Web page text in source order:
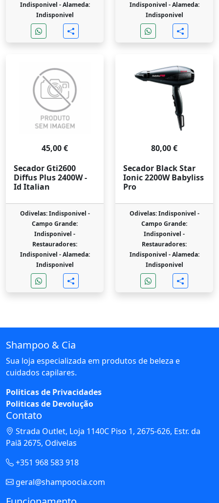
Indisponivel -Alameda:
Indisponivel
Indisponivel -Alameda:
Indisponivel
45,00 €
Secador Gti2600
Diffus Plus 2400W -
Id Italian
Odivelas: Indisponivel -
Campo Grande:
Indisponivel -
Restauradores:
Indisponivel -Alameda:
Indisponivel
80,00 €
Secador Black Star
Ionic 2200W Babyliss
Pro
Odivelas: Indisponivel -
Campo Grande:
Indisponivel -
Restauradores:
Indisponivel -Alameda:
Indisponivel
Shampoo & Cia
Sua loja especializada em produtos de beleza e
cuidados capilares.
Politicas de Privacidades
Politicas de Devolução
Contato
Strada Outlet, Loja 1140C Piso 1, 2675-626, Estr. da
Paiã 2675, Odivelas
+351 968 583 918
geral@shampoocia.com